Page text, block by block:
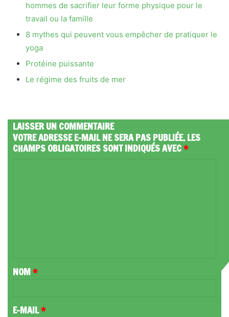
hommes de sacrifier leur forme physique pour le
travail ou la famille
8 mythes qui peuvent vous empêcher de pratiquer le
yoga
Protéine puissante
Le régime des fruits de mer
LAISSER UN COMMENTAIRE
VOTRE ADRESSE E-MAIL NE SERA PAS PUBLIÉE.LES
CHAMPS OBLIGATOIRES SONT INDIQUÉS AVEC*
A
R
NOM*
E-MAIL*